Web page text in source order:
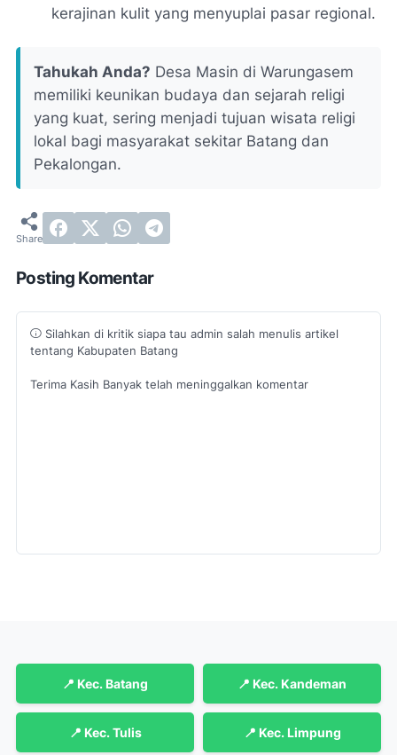
kerajinan kulit yang menyuplai pasar regional.
Tahukah Anda? Desa Masin di Warungasem
memiliki keunikan budaya dan sejarah religi
yang kuat, sering menjadi tujuan wisata religi
lokal bagi masyarakat sekitar Batang dan
Pekalongan.
Posting Komentar
Silahkan di kritik siapa tau admin salah menulis artikel
tentang Kabupaten Batang
Terima Kasih Banyak telah meninggalkan komentar
📍 Kec. Batang 📍 Kec. Kandeman
📍 Kec. Tulis 📍 Kec. Limpung